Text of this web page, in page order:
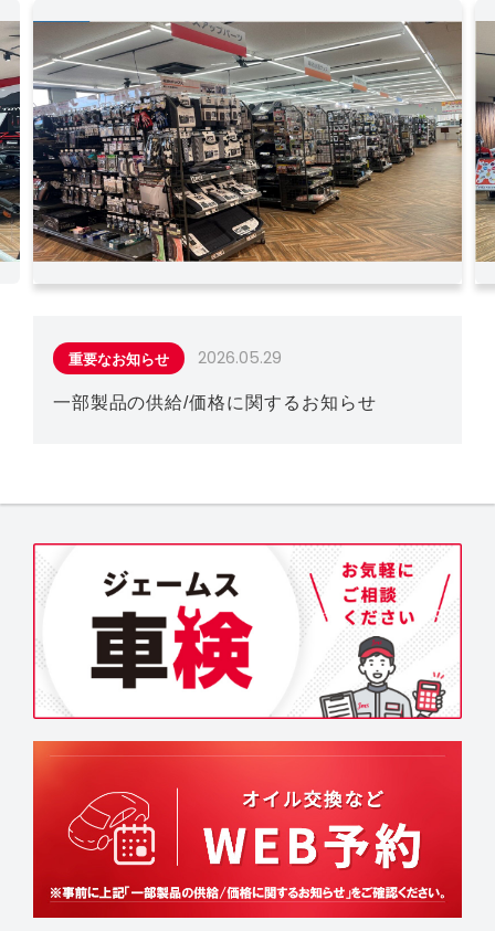
重要なお知らせ 2026.05.29
一部製品の供給/価格に関するお知らせ